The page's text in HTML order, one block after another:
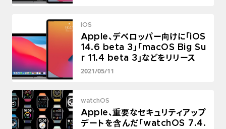
iOS
Apple、デベロッパー向けに「iOS
14.6 beta 3」「macOS Big Su
r 11.4 beta 3」などをリリース
2021/05/11
watchOS
Apple、重要なセキュリティアップ
デートを含んだ「watchOS 7.4.